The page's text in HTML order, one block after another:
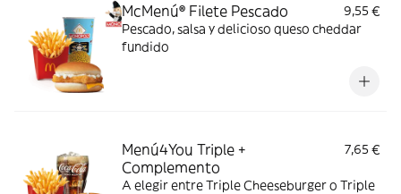
McMenú® Filete Pescado
9,55 €
Pescado, salsa y delicioso queso cheddar
fundido
Menú4You Triple +
Complemento
7,65 €
A elegir entre Triple Cheeseburger o Triple